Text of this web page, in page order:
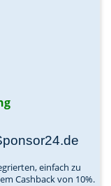
einfach zu
Cashback von 10%.